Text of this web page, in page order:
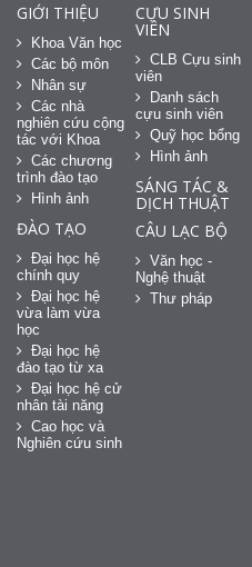
GIỚI THIỆU
Khoa Văn học
Các bộ môn
Nhân sự
Các nhà
nghiên cứu cộng
tác với Khoa
Các chương
trình đào tạo
Hình ảnh
ĐÀO TẠO
Đại học hệ
chính quy
Đại học hệ
vừa làm vừa
học
Đại học hệ
đào tạo từ xa
Đại học hệ cử
nhân tài năng
Cao học và
Nghiên cứu sinh
CỰU SINH
VIÊN
CLB Cựu sinh
viên
Danh sách
cựu sinh viên
Quỹ học bổng
Hình ảnh
SÁNG TÁC &
DỊCH THUẬT
CÂU LẠC BỘ
Văn học -
Nghệ thuật
Thư pháp